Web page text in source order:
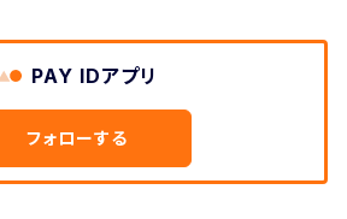
PAY IDアプリ
フォローする